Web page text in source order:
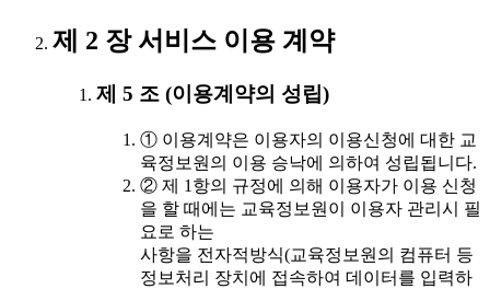
제 2 장 서비스 이용 계약
제 5 조 (이용계약의 성립)
① 이용계약은 이용자의 이용신청에 대한 교
육정보원의 이용 승낙에 의하여 성립됩니다.
② 제 1항의 규정에 의해 이용자가 이용 신청
을 할 때에는 교육정보원이 이용자 관리시 필
요로 하는
사항을 전자적방식(교육정보원의 컴퓨터 등
정보처리 장치에 접속하여 데이터를 입력하